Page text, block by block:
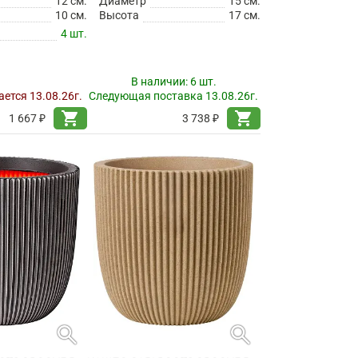
10 см.
4 шт.
13.08.26г.
1 667 ₽
shopping_cart
Высота
17 см.
В наличии: 6 шт.
Следующая поставка 13.08.26г.
3 738 ₽
shopping_cart
search search